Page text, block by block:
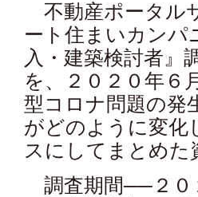
不動産ポータル
ート住まいカンパ
入・建築検討者』
を、２０２０年６
型コロナ問題の発
がどのように変化
スにしてまとめた
調査期間──２０